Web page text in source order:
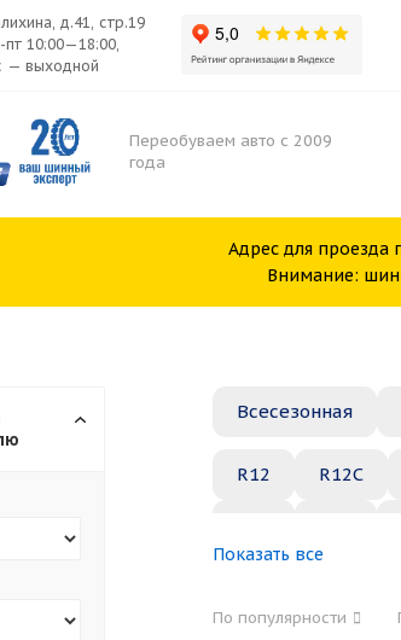
д.41, стр.19
10:00—18:00,
— выходной
Переобуваем авто с 2009
года
Адрес для проезда
Внимание:
Всесезонная
R12 R12C
Показать все
По популярности